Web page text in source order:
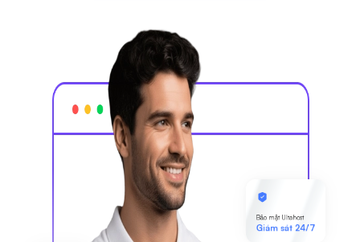
Bảo mật Ultahost
Giám sát 24/7